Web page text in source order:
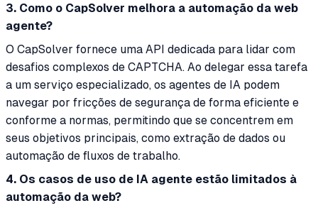
3. Como o CapSolver melhora a automação da web
agente?
O CapSolver fornece uma API dedicada para lidar com
desafios complexos de CAPTCHA. Ao delegar essa tarefa
a um serviço especializado, os agentes de IA podem
navegar por fricções de segurança de forma eficiente e
conforme a normas, permitindo que se concentrem em
seus objetivos principais, como extração de dados ou
automação de fluxos de trabalho.
4. Os casos de uso de IA agente estão limitados à
automação da web?